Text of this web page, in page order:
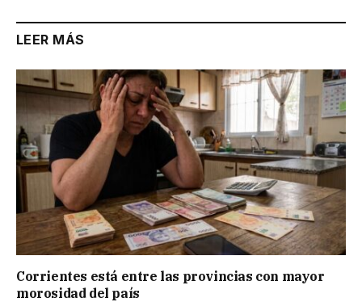
LEER MÁS
Corrientes está entre las provincias con mayor
morosidad del país